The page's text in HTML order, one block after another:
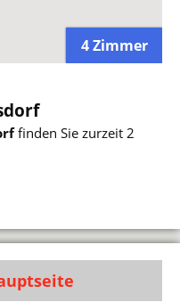
4 Zimmer
finden Sie zurzeit 2